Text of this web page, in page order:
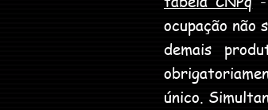
ocupação não
demais
único.